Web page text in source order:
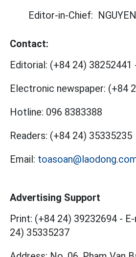
Editor-in-Chief:
Contact:
Editorial: (+84 24) 38252441
Electronic newspaper: (+84
Hotline: 096 8383388
Readers: (+84 24) 35335235
Email:
Advertising Support
Print: (+84 24) 39232694 -
24) 35335237